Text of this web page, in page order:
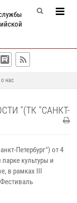
нас
"(ТК "САНКТ-
Петербург") от 4
культуры и
в рамках III